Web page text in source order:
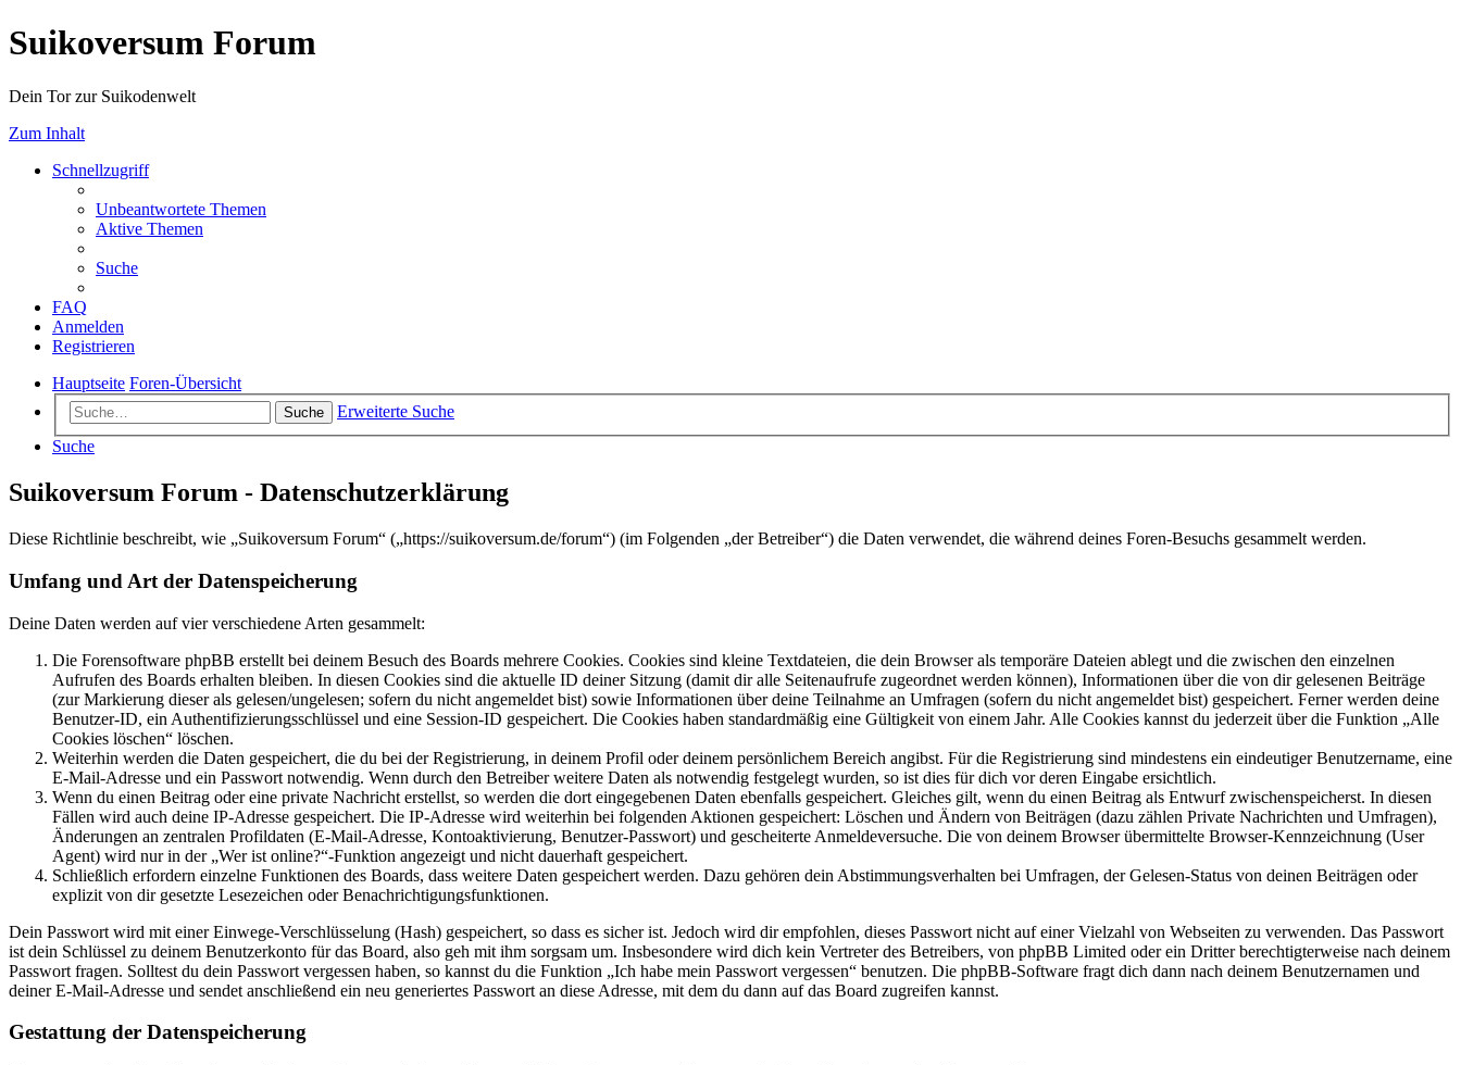
Suikoversum Forum
Dein Tor zur Suikodenwelt
Zum Inhalt
Schnellzugriff
Unbeantwortete Themen
Aktive Themen
Suche
FAQ
Anmelden
Registrieren
Hauptseite Foren-Übersicht
Suche
Erweiterte Suche
Suche
Suikoversum Forum - Datenschutzerklärung
Diese Richtlinie beschreibt, wie „Suikoversum Forum“ („https://suikoversum.de/forum“) (im Folgenden „der Betreiber“) die Daten verwendet, die während deines Foren-Besuchs gesammelt werden.
Umfang und Art der Datenspeicherung
Deine Daten werden auf vier verschiedene Arten gesammelt:
Die Forensoftware phpBB erstellt bei deinem Besuch des Boards mehrere Cookies. Cookies sind kleine Textdateien, die dein Browser als temporäre Dateien ablegt und die zwischen den einzelnen
Aufrufen des Boards erhalten bleiben. In diesen Cookies sind die aktuelle ID deiner Sitzung (damit dir alle Seitenaufrufe zugeordnet werden können), Informationen über die von dir gelesenen Beiträge
(zur Markierung dieser als gelesen/ungelesen; sofern du nicht angemeldet bist) sowie Informationen über deine Teilnahme an Umfragen (sofern du nicht angemeldet bist) gespeichert. Ferner werden deine
Benutzer-ID, ein Authentifizierungsschlüssel und eine Session-ID gespeichert. Die Cookies haben standardmäßig eine Gültigkeit von einem Jahr. Alle Cookies kannst du jederzeit über die Funktion „Alle
Cookies löschen“ löschen.
Weiterhin werden die Daten gespeichert, die du bei der Registrierung, in deinem Profil oder deinem persönlichem Bereich angibst. Für die Registrierung sind mindestens ein eindeutiger Benutzername, eine
E-Mail-Adresse und ein Passwort notwendig. Wenn durch den Betreiber weitere Daten als notwendig festgelegt wurden, so ist dies für dich vor deren Eingabe ersichtlich.
Wenn du einen Beitrag oder eine private Nachricht erstellst, so werden die dort eingegebenen Daten ebenfalls gespeichert. Gleiches gilt, wenn du einen Beitrag als Entwurf zwischenspeicherst. In diesen
Fällen wird auch deine IP-Adresse gespeichert. Die IP-Adresse wird weiterhin bei folgenden Aktionen gespeichert: Löschen und Ändern von Beiträgen (dazu zählen Private Nachrichten und Umfragen),
Änderungen an zentralen Profildaten (E-Mail-Adresse, Kontoaktivierung, Benutzer-Passwort) und gescheiterte Anmeldeversuche. Die von deinem Browser übermittelte Browser-Kennzeichnung (User
Agent) wird nur in der „Wer ist online?“-Funktion angezeigt und nicht dauerhaft gespeichert.
Schließlich erfordern einzelne Funktionen des Boards, dass weitere Daten gespeichert werden. Dazu gehören dein Abstimmungsverhalten bei Umfragen, der Gelesen-Status von deinen Beiträgen oder
explizit von dir gesetzte Lesezeichen oder Benachrichtigungsfunktionen.
Dein Passwort wird mit einer Einwege-Verschlüsselung (Hash) gespeichert, so dass es sicher ist. Jedoch wird dir empfohlen, dieses Passwort nicht auf einer Vielzahl von Webseiten zu verwenden. Das Passwort
ist dein Schlüssel zu deinem Benutzerkonto für das Board, also geh mit ihm sorgsam um. Insbesondere wird dich kein Vertreter des Betreibers, von phpBB Limited oder ein Dritter berechtigterweise nach deinem
Passwort fragen. Solltest du dein Passwort vergessen haben, so kannst du die Funktion „Ich habe mein Passwort vergessen“ benutzen. Die phpBB-Software fragt dich dann nach deinem Benutzernamen und
deiner E-Mail-Adresse und sendet anschließend ein neu generiertes Passwort an diese Adresse, mit dem du dann auf das Board zugreifen kannst.
Gestattung der Datenspeicherung